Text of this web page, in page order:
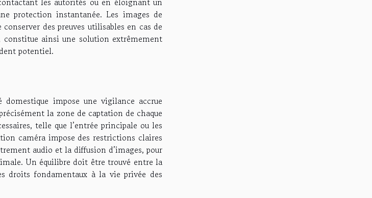
protection instantanée. Les images de
des preuves utilisables en cas de
constitue ainsi une solution extrêmement
potentiel.
impose une vigilance accrue
la zone de captation de chaque
telle que l’entrée principale ou les
caméra impose des restrictions claires
audio et la diffusion d’images, pour
Un équilibre doit être trouvé entre la
droits fondamentaux à la vie privée des